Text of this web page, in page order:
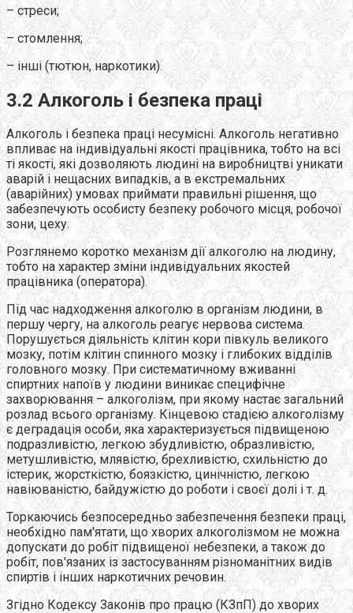
– стреси;
– стомлення;
– інші (тютюн, наркотики).
3.2 Алкоголь і безпека праці
Алкоголь і безпека праці несумісні. Алкоголь негативно
впливає на індивідуальні якості працівника, тобто на всі
ті якості, які дозволяють людині на виробництві уникати
аварій і нещасних випадків, а в екстремальних
(аварійних) умовах приймати правильні рішення, що
забезпечують особисту безпеку робочого місця, робочої
зони, цеху.
Розглянемо коротко механізм дії алкоголю на людину,
тобто на характер зміни індивідуальних якостей
працівника (оператора).
Під час надходження алкоголю в організм людини, в
першу чергу, на алкоголь реагує нервова система.
Порушується діяльність клітин кори півкуль великого
мозку, потім клітин спинного мозку і глибоких відділів
головного мозку. При систематичному вживанні
спиртних напоїв у людини виникає специфічне
захворювання – алкоголізм, при якому настає загальний
розлад всього організму. Кінцевою стадією алкоголізму
є деградація особи, яка характеризується підвищеною
подразливістю, легкою збудливістю, образливістю,
метушливістю, млявістю, брехливістю, схильністю до
істерик, жорсткістю, боязкістю, цинічністю, легкою
навіюваністю, байдужістю до роботи і своєї долі і т. д.
Торкаючись безпосередньо забезпечення безпеки праці,
необхідно пам'ятати, що хворих алкоголізмом не можна
допускати до робіт підвищеної небезпеки, а також до
робіт, пов'язаних із застосуванням різноманітних видів
спиртів і інших наркотичних речовин.
Згідно Кодексу Законів про працю (КЗпП) до хворих